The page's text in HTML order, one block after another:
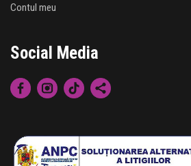
Contul meu
Social Media